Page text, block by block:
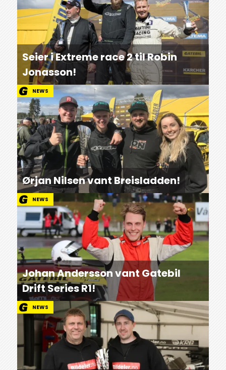
Seier i Extreme race 2 til Robin
Jonasson!
NEWS
Ørjan Nilsen vant Breisladden!
NEWS
Johan Andersson vant Gatebil
Drift Series R1!
NEWS